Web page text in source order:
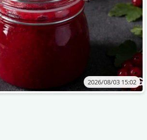
2026/08/03 15:02